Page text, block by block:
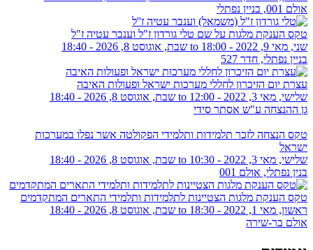
אולם 001, בניין נפתלי
טקס הענקת מלגות על שם טלי גורדון ז"ל וענבר עטיה ז"ל
שני, מאי 9, 2022 - 18:00
שבת, אוגוסט 8, 2026 - 18:40
בניין נפתלי, חדר 527
עצרת יום הזיכרון לחללי מערכות ישראל ופעולות האיבה
שלישי, מאי 3, 2022 - 12:00
שבת, אוגוסט 8, 2026 - 18:40
גן ההנצחה ע"ש אסתר סידי
טקס הנצחה לזכר תלמידות ותלמידי הפקולטה אשר נפלו במערכות
ישראל
שלישי, מאי 3, 2022 - 10:30
שבת, אוגוסט 8, 2026 - 18:40
בנין נפתלי, אולם 001
טקס הענקת מלגות הצטיינות לתלמידות ותלמידי התארים המתקדמים
ראשון, מאי 1, 2022 - 18:30
שבת, אוגוסט 8, 2026 - 18:40
אולם בר-שירה